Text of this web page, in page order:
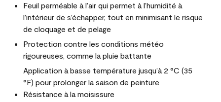
Feuil perméable à l’air qui permet à l’humidité à
l’intérieur de s’échapper, tout en minimisant le risque
de cloquage et de pelage
Protection contre les conditions météo
rigoureuses, comme la pluie battante
Application à basse température jusqu’à 2 °C (35
°F) pour prolonger la saison de peinture
Résistance à la moisissure